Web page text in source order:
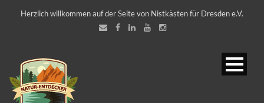
Herzlich willkommen auf der Seite von Nistkästen für Dresden e.V.